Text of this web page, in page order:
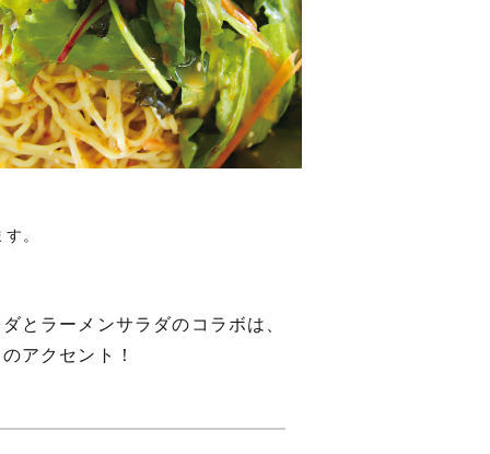
。
とラーメンサラダのコラボは、
アクセント！